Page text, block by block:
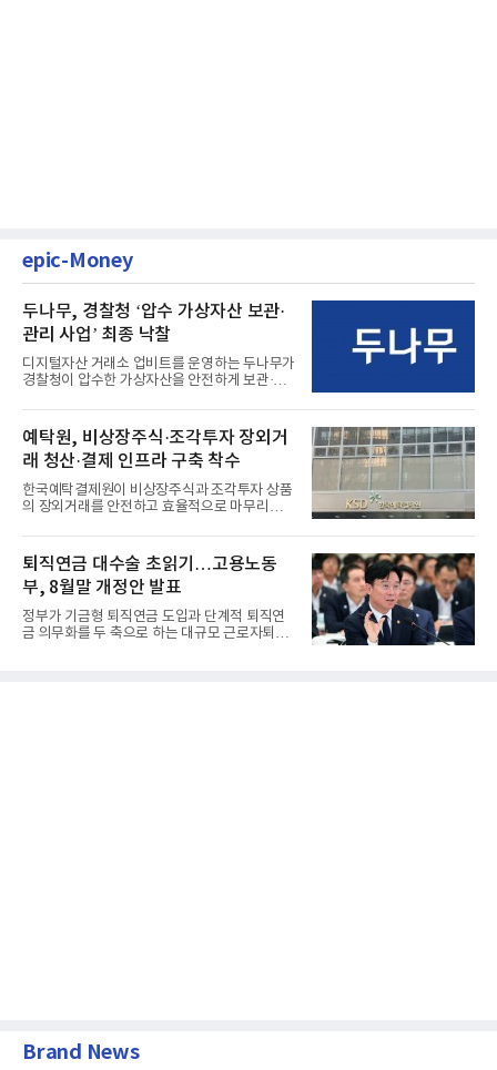
epic-Money
두나무, 경찰청 ‘압수 가상자산 보관·
관리 사업’ 최종 낙찰
디지털자산 거래소 업비트를 운영하는 두나무가
경찰청이 압수한 가상자산을 안전하게 보관·관
예탁원, 비상장주식·조각투자 장외거
래 청산·결제 인프라 구축 착수
한국예탁결제원이 비상장주식과 조각투자 상품
의 장외거래를 안전하고 효율적으로 마무리하기
퇴직연금 대수술 초읽기…고용노동
부, 8월말 개정안 발표
정부가 기금형 퇴직연금 도입과 단계적 퇴직연
금 의무화를 두 축으로 하는 대규모 근로자퇴직
Brand News